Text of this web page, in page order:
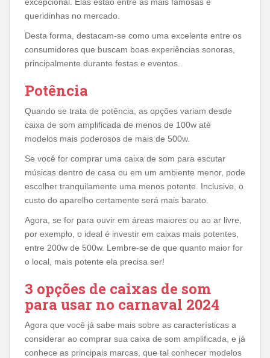
queridinhas no mercado.
Desta forma, destacam-se como uma excelente entre os
consumidores que buscam boas experiências sonoras,
principalmente durante festas e eventos..
Potência
Quando se trata de potência, as opções variam desde
caixa de som amplificada de menos de 100w até
modelos mais poderosos de mais de 500w.
Se você for comprar uma caixa de som para escutar
músicas dentro de casa ou em um ambiente menor, pode
escolher tranquilamente uma menos potente. Inclusive, o
custo do aparelho certamente será mais barato.
Agora, se for para ouvir em áreas maiores ou ao ar livre,
por exemplo, o ideal é investir em caixas mais potentes,
entre 200w de 500w. Lembre-se de que quanto maior for
o local, mais potente ela precisa ser!
3 opções de caixas de som
para usar no carnaval 2024
Agora que você já sabe mais sobre as características a
considerar ao comprar sua caixa de som amplificada, e já
conhece as principais marcas, que tal conhecer modelos